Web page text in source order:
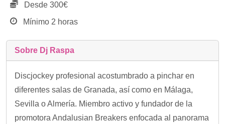
Desde 300€
Mínimo 2 horas
Sobre Dj Raspa
Discjockey profesional acostumbrado a pinchar en
diferentes salas de Granada, así como en Málaga,
Sevilla o Almería. Miembro activo y fundador de la
promotora Andalusian Breakers enfocada al panorama